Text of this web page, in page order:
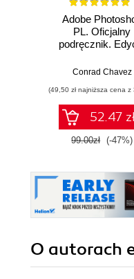
Adobe
PL. Oficjalny
podręcznik.
Conrad Chavez
(49,50 zł najniższa cena z
52.47
99.00zł (-47%)
O autorach